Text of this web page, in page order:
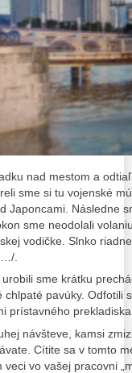
nad mestom a
sme si tu vojenské
Japoncami. Následne
sme neodolali
vodičke. Slnko
.
sme krátku
pavúky. Odfotili
prístavného
návšteve, kamsi
Cítite sa v tomto
vo vašej pracovni